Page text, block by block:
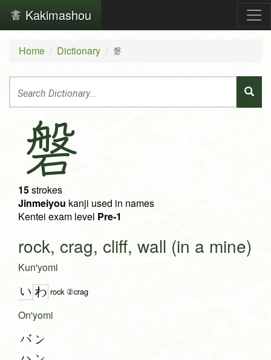
Kakimashou
Home Dictionary 磐
磐
15strokes
Jinmeiyou kanji used in names
Kentei exam level Pre-1
rock, crag, cliff, wall (in a mine)
Kun'yomi
い わ rock ②crag
On'yomi
バン